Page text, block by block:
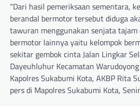
“Dari hasil pemeriksaan sementara,
berandal bermotor tersebut diduga
tawuran menggunakan senjata tajam
bermotor lainnya yaitu kelompok
sekitar gembok cinta Jalan Lingkar
Dayeuhluhur Kecamatan
Kapolres Sukabumi Kota, AKBP Rita
pers di Mapolres Sukabumi Kota,